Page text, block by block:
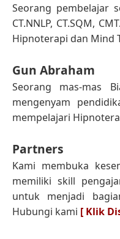
Seorang pembelajar
CT.NNLP, CT.SQM,
Hipnoterapi dan Mind
Gun Abraham
Seorang mas-mas
mengenyam
mempelajari
Partners
Kami membuka
memiliki skill
untuk menjadi
Hubungi kami [ Klik